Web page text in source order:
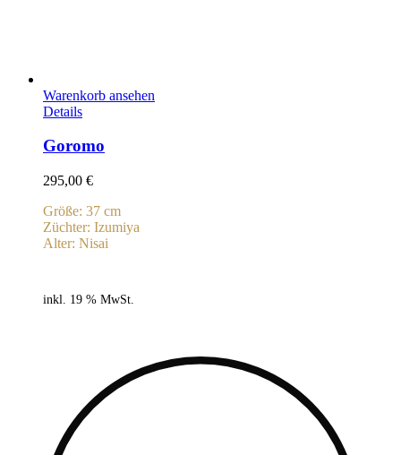
Warenkorb ansehen
Details
Goromo
295,00 €
Größe: 37 cm
Züchter: Izumiya
Alter: Nisai
inkl. 19 % MwSt.